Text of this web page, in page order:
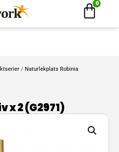
0
/ Naturlekplats Robinia
2 (G2971)